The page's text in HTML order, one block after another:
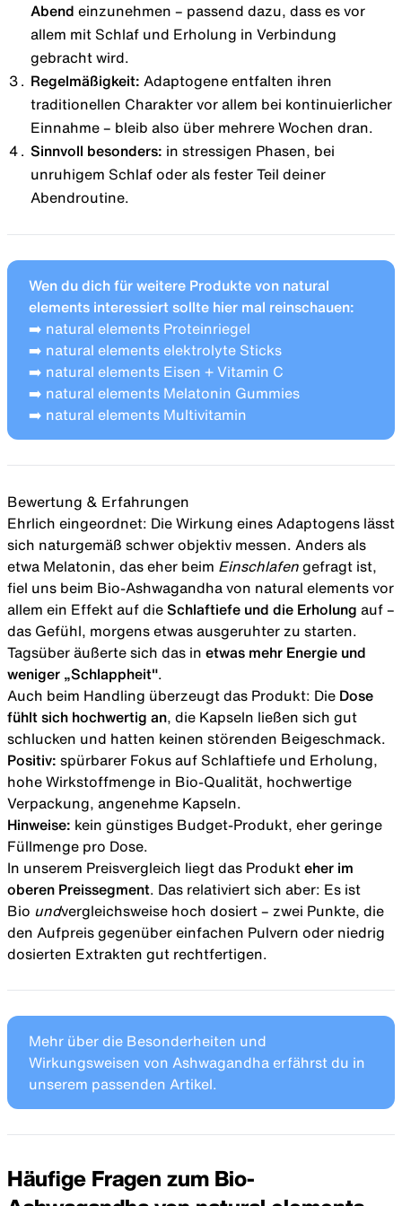
Abend einzunehmen – passend dazu, dass es vor
allem mit Schlaf und Erholung in Verbindung
gebracht wird.
Regelmäßigkeit: Adaptogene entfalten ihren
traditionellen Charakter vor allem bei kontinuierlicher
Einnahme – bleib also über mehrere Wochen dran.
Sinnvoll besonders: in stressigen Phasen, bei
unruhigem Schlaf oder als fester Teil deiner
Abendroutine.
Wen du dich für weitere Produkte von natural
elements interessiert sollte hier mal reinschauen:
➡️ natural elements Proteinriegel
➡️ natural elements elektrolyte Sticks
➡️ natural elements Eisen + Vitamin C
➡️ natural elements Melatonin Gummies
➡️ natural elements Multivitamin
Bewertung & Erfahrungen
Ehrlich eingeordnet: Die Wirkung eines Adaptogens lässt
sich naturgemäß schwer objektiv messen. Anders als
etwa Melatonin, das eher beim Einschlafen gefragt ist,
fiel uns beim Bio-Ashwagandha von natural elements vor
allem ein Effekt auf die Schlaftiefe und die Erholung auf –
das Gefühl, morgens etwas ausgeruhter zu starten.
Tagsüber äußerte sich das in etwas mehr Energie und
weniger „Schlappheit".
Auch beim Handling überzeugt das Produkt: Die Dose
fühlt sich hochwertig an, die Kapseln ließen sich gut
schlucken und hatten keinen störenden Beigeschmack.
Positiv: spürbarer Fokus auf Schlaftiefe und Erholung,
hohe Wirkstoffmenge in Bio-Qualität, hochwertige
Verpackung, angenehme Kapseln.
Hinweise: kein günstiges Budget-Produkt, eher geringe
Füllmenge pro Dose.
In unserem Preisvergleich liegt das Produkt eher im
oberen Preissegment. Das relativiert sich aber: Es ist
Bio undvergleichsweise hoch dosiert – zwei Punkte, die
den Aufpreis gegenüber einfachen Pulvern oder niedrig
dosierten Extrakten gut rechtfertigen.
Mehr über die Besonderheiten und
Wirkungsweisen von Ashwagandha erfährst du in
unserem passenden Artikel.
Häufige Fragen zum Bio-